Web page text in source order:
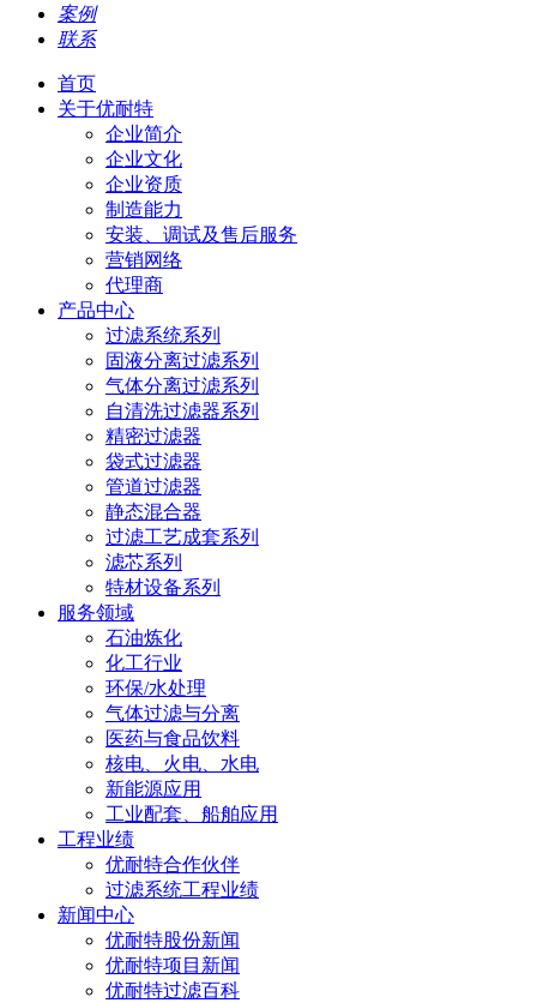
案例
联系
首页
关于优耐特
企业简介
企业文化
企业资质
制造能力
安装、调试及售后服务
营销网络
代理商
产品中心
过滤系统系列
固液分离过滤系列
气体分离过滤系列
自清洗过滤器系列
精密过滤器
袋式过滤器
管道过滤器
静态混合器
过滤工艺成套系列
滤芯系列
特材设备系列
服务领域
石油炼化
化工行业
环保/水处理
气体过滤与分离
医药与食品饮料
核电、火电、水电
新能源应用
工业配套、船舶应用
工程业绩
优耐特合作伙伴
过滤系统工程业绩
新闻中心
优耐特股份新闻
优耐特项目新闻
优耐特过滤百科